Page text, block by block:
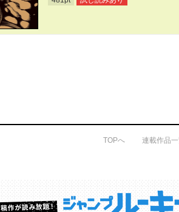
TOPへ 連載作品